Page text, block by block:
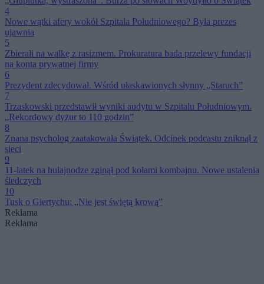
4
Nowe wątki afery wokół Szpitala Południowego? Była prezes
ujawnia
5
Zbierali na walkę z rasizmem. Prokuratura bada przelewy fundacji
na konta prywatnej firmy
6
Prezydent zdecydował. Wśród ułaskawionych słynny „Staruch”
7
Trzaskowski przedstawił wyniki audytu w Szpitalu Południowym.
„Rekordowy dyżur to 110 godzin”
8
Znana psycholog zaatakowała Świątek. Odcinek podcastu zniknął z
sieci
9
11-latek na hulajnodze zginął pod kołami kombajnu. Nowe ustalenia
śledczych
10
Tusk o Giertychu: „Nie jest świętą krową”
Reklama
Reklama